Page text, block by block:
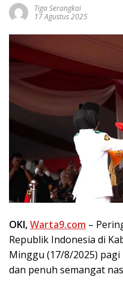
Tiga Serangkai
17 Agustus 2025
OKI,Warta9.com –
Republik Indonesia di
Minggu (17/8/2025)
dan penuh semangat